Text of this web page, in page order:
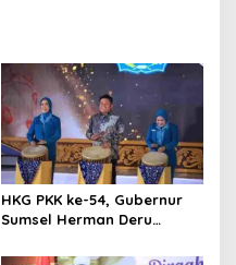
HKG PKK ke-54, Gubernur
Sumsel Herman Deru
dan Penguatan Peran